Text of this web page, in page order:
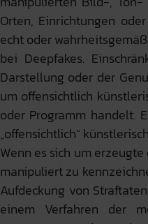
Orten, Einrichtungen
echt oder
bei Deepfakes.
Darstellung oder der
um offensichtlich
oder Programm handelt.
„offensichtlich“
Wenn es sich um
manipuliert zu
Aufdeckung von
einem Verfahren der